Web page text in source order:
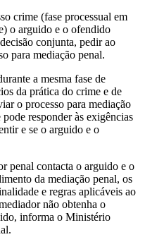
crime (fase processual em
o arguido e o ofendido
conjunta, pedir ao
para mediação penal.
a mesma fase de
da prática do crime e de
o processo para mediação
responder às exigências
e se o arguido e o
penal contacta o arguido e o
da mediação penal, os
e regras aplicáveis ao
não obtenha o
informa o Ministério